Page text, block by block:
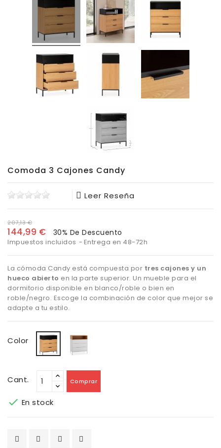
Comoda 3 Cajones Candy
Leer Reseña
207,13 €
144,99 € 30% De Descuento
Impuestos incluidos Entrega en 48-72h
La cómoda Candy está compuesta por tres cajones y un
hueco abierto en la parte superior. Un mueble para el
dormitorio disponible en blanco/roble o bien en
roble/negro. Escoge la combinación de color que mejor se
adapte a tu estilo.
Color Roble/Negro
Cant. Comprar
 En stock